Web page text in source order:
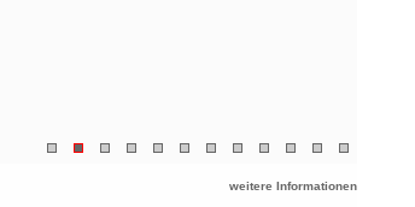
weitere Informationen